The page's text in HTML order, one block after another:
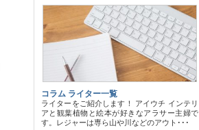
コラム ライター一覧
ライターをご紹介します！ アイウチ インテリ
アと観葉植物と絵本が好きなアラサー主婦で
す。レジャーは専ら山や川などのアウト･･･